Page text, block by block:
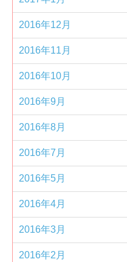
2016年12月
2016年11月
2016年10月
2016年9月
2016年8月
2016年7月
2016年5月
2016年4月
2016年3月
2016年2月